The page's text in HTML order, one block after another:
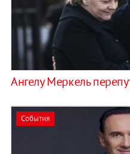
Ангелу Меркель
События